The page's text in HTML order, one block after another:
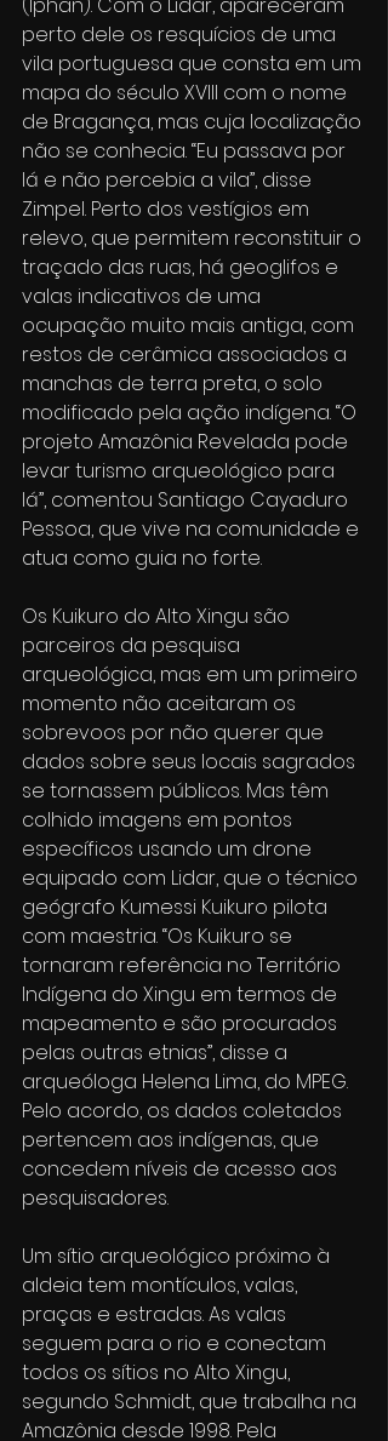
perto dele os resquícios de uma
vila portuguesa que consta em um
mapa do século XVIII com o nome
de Bragança, mas cuja localização
não se conhecia. “Eu passava por
lá e não percebia a vila”, disse
Zimpel. Perto dos vestígios em
relevo, que permitem reconstituir o
traçado das ruas, há geoglifos e
valas indicativos de uma
ocupação muito mais antiga, com
restos de cerâmica associados a
manchas de terra preta, o solo
modificado pela ação indígena. “O
projeto Amazônia Revelada pode
levar turismo arqueológico para
lá”, comentou Santiago Cayaduro
Pessoa, que vive na comunidade e
atua como guia no forte.
Os Kuikuro do Alto Xingu são
parceiros da pesquisa
arqueológica, mas em um primeiro
momento não aceitaram os
sobrevoos por não querer que
dados sobre seus locais sagrados
se tornassem públicos. Mas têm
colhido imagens em pontos
específicos usando um drone
equipado com Lidar, que o técnico
geógrafo Kumessi Kuikuro pilota
com maestria. “Os Kuikuro se
tornaram referência no Território
Indígena do Xingu em termos de
mapeamento e são procurados
pelas outras etnias”, disse a
arqueóloga Helena Lima, do MPEG.
Pelo acordo, os dados coletados
pertencem aos indígenas, que
concedem níveis de acesso aos
pesquisadores.
Um sítio arqueológico próximo à
aldeia tem montículos, valas,
praças e estradas. As valas
seguem para o rio e conectam
todos os sítios no Alto Xingu,
segundo Schmidt, que trabalha na
Amazônia desde 1998. Pela